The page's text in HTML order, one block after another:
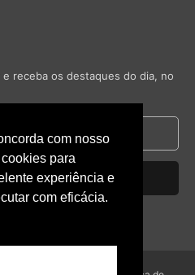
receba os destaques do dia, no
se
com nosso
para
experiência e
com eficácia.